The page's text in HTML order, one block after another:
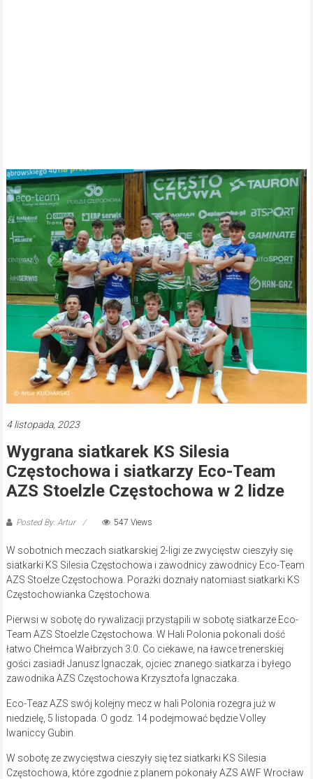
4 listopada, 2023
Wygrana siatkarek KS Silesia
Częstochowa i siatkarzy Eco-Team
AZS Stoelzle Częstochowa w 2 lidze
Posted By: Artur 547 Views
W sobotnich meczach siatkarskiej 2-ligi ze zwycięstw cieszyły się
siatkarki KS Silesia Częstochowa i zawodnicy zawodnicy Eco-Team
AZS Stoelze Częstochowa. Porażki doznały natomiast siatkarki KS
Częstochowianka Częstochowa.
Pierwsi w sobotę do rywalizacji przystąpili w sobotę siatkarze Eco-
Team AZS Stoelzle Częstochowa. W Hali Polonia pokonali dość
łatwo Chełmca Wałbrzych 3:0. Co ciekawe, na ławce trenerskiej
gości zasiadł Janusz Ignaczak, ojciec znanego siatkarza i byłego
zawodnika AZS Częstochowa Krzysztofa Ignaczaka.
Eco-Teaz AZS swój kolejny mecz w hali Polonia rozegra już w
niedzielę, 5 listopada. O godz. 14 podejmować będzie Volley
Iwaniccy Gubin.
W sobotę ze zwycięstwa cieszyły się tez siatkarki KS Silesia
Częstochowa, które zgodnie z planem pokonały AZS AWF Wrocław